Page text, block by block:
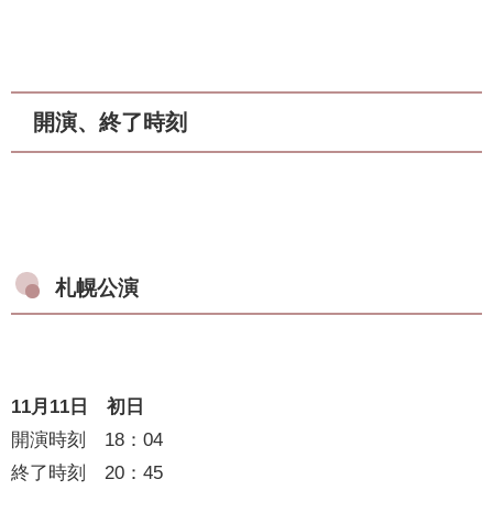
開演、終了時刻
札幌公演
11月11日 初日
開演時刻 18：04
終了時刻 20：45